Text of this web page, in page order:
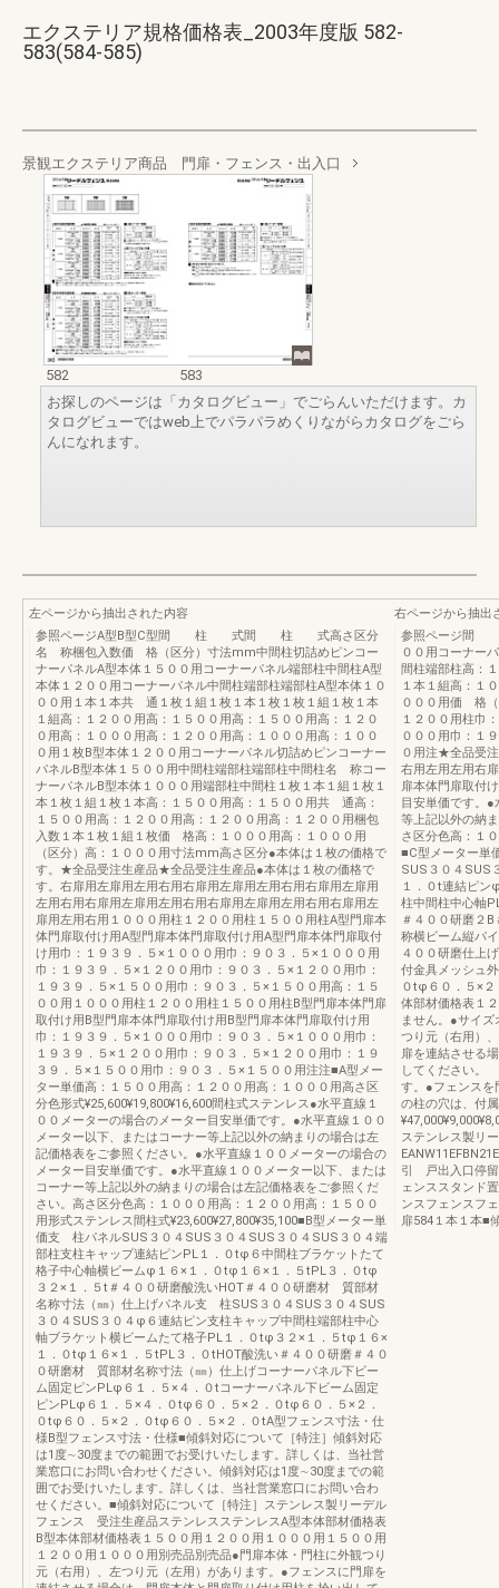
エクステリア規格価格表_2003年度版 582-
583(584-585)
景観エクステリア商品 門扉・フェンス・出入口
582
583
お探しのページは「カタログビュー」でごらんいただけます。カ
タログビューではweb上でパラパラめくりながらカタログをごら
んになれます。
左ページから抽出された内容
参照ページA型B型C型間 柱 式間 柱 式高さ区分
名 称梱包入数価 格（区分）寸法mm中間柱切詰めピンコー
ナーパネルA型本体１５００用コーナーパネル端部柱中間柱A型
本体１２００用コーナーパネル中間柱端部柱端部柱A型本体１０
００用１本１本共 通１枚１組１枚１本１枚１枚１組１枚１本
１組高：１２００用高：１５００用高：１５００用高：１２０
０用高：１０００用高：１２００用高：１０００用高：１００
０用１枚B型本体１２００用コーナーパネル切詰めピンコーナー
パネルB型本体１５００用中間柱端部柱端部柱中間柱名 称コー
ナーパネルB型本体１０００用端部柱中間柱１枚１本１組１枚１
本１枚１組１枚１本高：１５００用高：１５００用共 通高：
１５００用高：１２００用高：１２００用高：１２００用梱包
入数１本１枚１組１枚価 格高：１０００用高：１０００用
（区分）高：１０００用寸法mm高さ区分●本体は１枚の価格で
す。★全品受注生産品★全品受注生産品●本体は１枚の価格で
す。右扉用左扉用左用右用右扉用左扉用左用右用右扉用左扉用
左用右用右扉用左扉用左用右用右扉用左扉用左用右用右扉用左
扉用左用右用１０００用柱１２００用柱１５００用柱A型門扉本
体門扉取付け用A型門扉本体門扉取付け用A型門扉本体門扉取付
け用巾：１９３９．５×１０００用巾：９０３．５×１０００用
巾：１９３９．５×１２００用巾：９０３．５×１２００用巾：
１９３９．５×１５００用巾：９０３．５×１５００用高：１５
００用１０００用柱１２００用柱１５００用柱B型門扉本体門扉
取付け用B型門扉本体門扉取付け用B型門扉本体門扉取付け用
巾：１９３９．５×１０００用巾：９０３．５×１０００用巾：
１９３９．５×１２００用巾：９０３．５×１２００用巾：１９
３９．５×１５００用巾：９０３．５×１５００用注注■A型メー
ター単価高：１５００用高：１２００用高：１０００用高さ区
分色形式¥25,600¥19,800¥16,600間柱式ステンレス●水平直線１
００メーターの場合のメーター目安単価です。●水平直線１００
メーター以下、またはコーナー等上記以外の納まりの場合は左
記価格表をご参照ください。●水平直線１００メーターの場合の
メーター目安単価です。●水平直線１００メーター以下、または
コーナー等上記以外の納まりの場合は左記価格表をご参照くだ
さい。高さ区分色高：１０００用高：１２００用高：１５００
用形式ステンレス間柱式¥23,600¥27,800¥35,100■B型メーター単
価支 柱パネルSUS３０４SUS３０４SUS３０４SUS３０４端
部柱支柱キャップ連結ピンPL１．０tφ６中間柱ブラケットたて
格子中心軸横ビームφ１６×１．０tφ１６×１．５tPL３．０tφ
３２×１．５t＃４００研磨酸洗いHOT＃４００研磨材 質部材
名称寸法（㎜）仕上げパネル支 柱SUS３０４SUS３０４SUS
３０４SUS３０４φ６連結ピン支柱キャップ中間柱端部柱中心
軸ブラケット横ビームたて格子PL１．０tφ３２×１．５tφ１６×
１．０tφ１６×１．５tPL３．０tHOT酸洗い＃４００研磨＃４０
０研磨材 質部材名称寸法（㎜）仕上げコーナーパネル下ビー
ム固定ピンPLφ６１．５×４．０tコーナーパネル下ビーム固定
ピンPLφ６１．５×４．０tφ６０．５×２．０tφ６０．５×２．
０tφ６０．５×２．０tφ６０．５×２．０tA型フェンス寸法・仕
様B型フェンス寸法・仕様■傾斜対応について［特注］傾斜対応
は1度∼30度までの範囲でお受けいたします。詳しくは、当社営
業窓口にお問い合わせください。傾斜対応は1度∼30度までの範
囲でお受けいたします。詳しくは、当社営業窓口にお問い合わ
せください。■傾斜対応について［特注］ステンレス製リーデル
フェンス 受注生産品ステンレスステンレスA型本体部材価格表
B型本体部材価格表１５００用１２００用１０００用１５００用
１２００用１０００用別売品別売品●門扉本体・門柱に外観つり
元（右用）、左つり元（左用）があります。●フェンスに門扉を
右ページから抽出
参照ページ間
００用コーナー
間柱端部柱高：
１本１組高：１
０００用価 格
１２００用柱巾
０００用巾：１
０用注★全品受
右用左用左用右
扉本体門扉取付
目安単価です。●
等上記以外の納
さ区分色高：１
■C型メーター単
SUS３０４SUS
１．０t連結ピン
柱中間柱中心軸
＃４００研磨２
称横ビーム縦パ
４００研磨仕上
付金具メッシュ
０tφ６０．５×２
体部材価格表１
ません。●サイ
つり元（右用）
扉を連結させる
してください。
す。●フェンスを
の柱の穴は、付
ステンレス製リ
引 戸出入口停留
ェンススタンド
ンスフェンスフ
扉584１本１本■